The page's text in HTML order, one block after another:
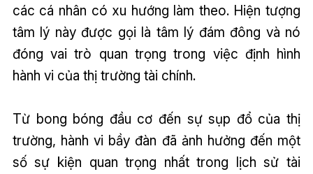
các cá nhân có xu hướng làm theo. Hiện tượng
tâm lý này được gọi là tâm lý đám đông và nó
đóng vai trò quan trọng trong việc định hình
hành vi của thị trường tài chính.
Từ bong bóng đầu cơ đến sự sụp đổ của thị
trường, hành vi bầy đàn đã ảnh hưởng đến một
số sự kiện quan trọng nhất trong lịch sử tài